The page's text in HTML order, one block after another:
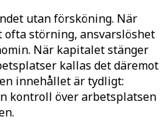
utan försköning. När
störning, ansvarslöshet
När kapitalet stänger
kallas det däremot
innehållet är tydligt:
kontroll över arbetsplatsen